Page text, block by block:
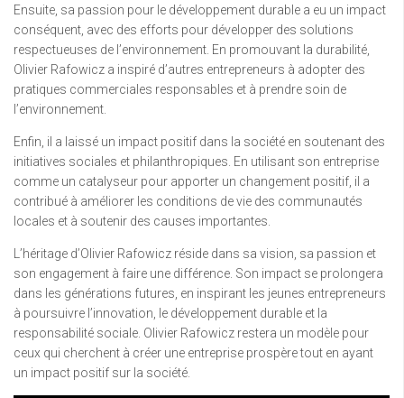
Ensuite, sa passion pour le développement durable a eu un impact
conséquent, avec des efforts pour développer des solutions
respectueuses de l’environnement. En promouvant la durabilité,
Olivier Rafowicz a inspiré d’autres entrepreneurs à adopter des
pratiques commerciales responsables et à prendre soin de
l’environnement.
Enfin, il a laissé un impact positif dans la société en soutenant des
initiatives sociales et philanthropiques. En utilisant son entreprise
comme un catalyseur pour apporter un changement positif, il a
contribué à améliorer les conditions de vie des communautés
locales et à soutenir des causes importantes.
L’héritage d’Olivier Rafowicz réside dans sa vision, sa passion et
son engagement à faire une différence. Son impact se prolongera
dans les générations futures, en inspirant les jeunes entrepreneurs
à poursuivre l’innovation, le développement durable et la
responsabilité sociale. Olivier Rafowicz restera un modèle pour
ceux qui cherchent à créer une entreprise prospère tout en ayant
un impact positif sur la société.